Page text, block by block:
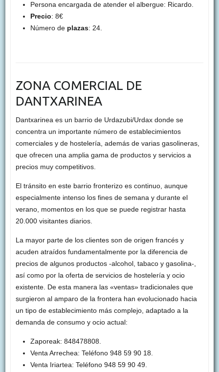
Persona encargada de atender el albergue: Ricardo.
Precio: 8€
Número de plazas: 24.
ZONA COMERCIAL DE
DANTXARINEA
Dantxarinea es un barrio de Urdazubi/Urdax donde se
concentra un importante número de establecimientos
comerciales y de hostelería, además de varias gasolineras,
que ofrecen una amplia gama de productos y servicios a
precios muy competitivos.
El tránsito en este barrio fronterizo es continuo, aunque
especialmente intenso los fines de semana y durante el
verano, momentos en los que se puede registrar hasta
20.000 visitantes diarios.
La mayor parte de los clientes son de origen francés y
acuden atraídos fundamentalmente por la diferencia de
precios de algunos productos -alcohol, tabaco y gasolina-,
así como por la oferta de servicios de hostelería y ocio
existente. De esta manera las «ventas» tradicionales que
surgieron al amparo de la frontera han evolucionado hacia
un tipo de establecimiento más complejo, adaptado a la
demanda de consumo y ocio actual:
Zaporeak: 848478808.
Venta Arrechea: Teléfono 948 59 90 18.
Venta Iriartea: Teléfono 948 59 90 49.